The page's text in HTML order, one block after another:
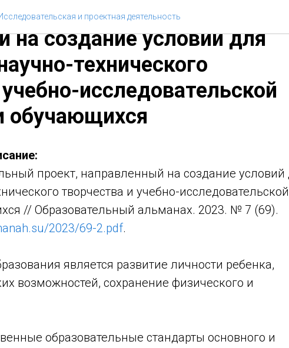
и проектная деятельностьпроект,
на создание условий для
технического
исследовательской
обучающихся
проект, направленный на создание условий
творчества и учебно-исследовательской
// Образовательный альманах. 2023. № 7 (69).
2023/69-2.pdf.
является развитие личности ребенка,
возможностей, сохранение физического и
образовательные стандарты основного и